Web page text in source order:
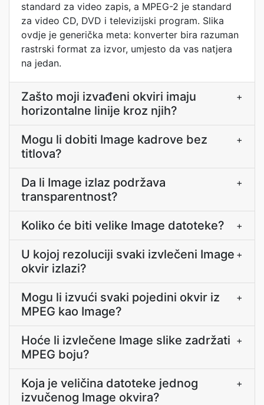
standard za video zapis, a MPEG-2 je standard
za video CD, DVD i televizijski program. Slika
ovdje je generička meta: konverter bira razuman
rastrski format za izvor, umjesto da vas natjera
na jedan.
Zašto moji izvađeni okviri imaju
horizontalne linije kroz njih?
+
Mogu li dobiti Image kadrove bez
titlova?
+
Da li Image izlaz podržava
transparentnost?
+
Koliko će biti velike Image datoteke? +
U kojoj rezoluciji svaki izvlečeni Image
okvir izlazi?
+
Mogu li izvući svaki pojedini okvir iz
MPEG kao Image?
+
Hoće li izvlečene Image slike zadržati
MPEG boju?
+
Koja je veličina datoteke jednog
izvučenog Image okvira?
+